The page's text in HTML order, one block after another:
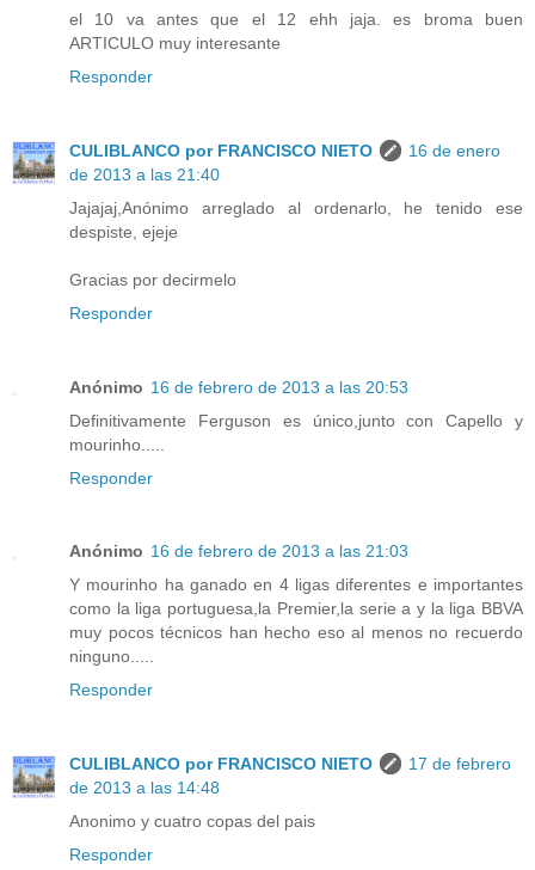
el 10 va antes que el 12 ehh jaja. es broma buen
ARTICULO muy interesante
Responder
CULIBLANCO por FRANCISCO NIETO
16 de enero
de 2013 a las 21:40
Jajajaj,Anónimo arreglado al ordenarlo, he tenido ese
despiste, ejeje
Gracias por decirmelo
Responder
Anónimo 16 de febrero de 2013 a las 20:53
Definitivamente Ferguson es único,junto con Capello y
mourinho.....
Responder
Anónimo 16 de febrero de 2013 a las 21:03
Y mourinho ha ganado en 4 ligas diferentes e importantes
como la liga portuguesa,la Premier,la serie a y la liga BBVA
muy pocos técnicos han hecho eso al menos no recuerdo
ninguno.....
Responder
CULIBLANCO por FRANCISCO NIETO
17 de febrero
de 2013 a las 14:48
Anonimo y cuatro copas del pais
Responder